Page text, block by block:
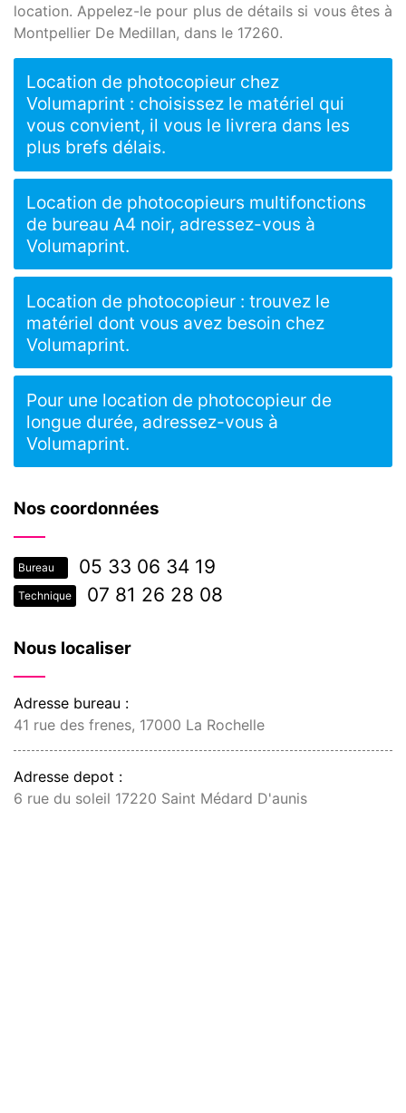
Nos coordonnées
Bureau 05 33 06 34 19
Technique 07 81 26 28 08
Nous localiser
Adresse bureau :
41 rue des frenes, 17000 La Rochelle
Adresse depot :
6 rue du soleil 17220 Saint Médard D'aunis
location. Appelez-le pour plus de détails si vous êtes à
Montpellier De Medillan, dans le 17260.
Location de photocopieur chez
Volumaprint : choisissez le matériel qui
vous convient, il vous le livrera dans les
plus brefs délais.
Location de photocopieurs multifonctions
de bureau A4 noir, adressez-vous à
Volumaprint.
Location de photocopieur : trouvez le
matériel dont vous avez besoin chez
Volumaprint.
Pour une location de photocopieur de
longue durée, adressez-vous à
Volumaprint.